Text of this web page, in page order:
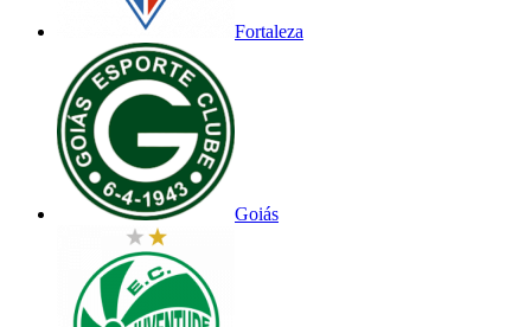
Fortaleza
Goiás